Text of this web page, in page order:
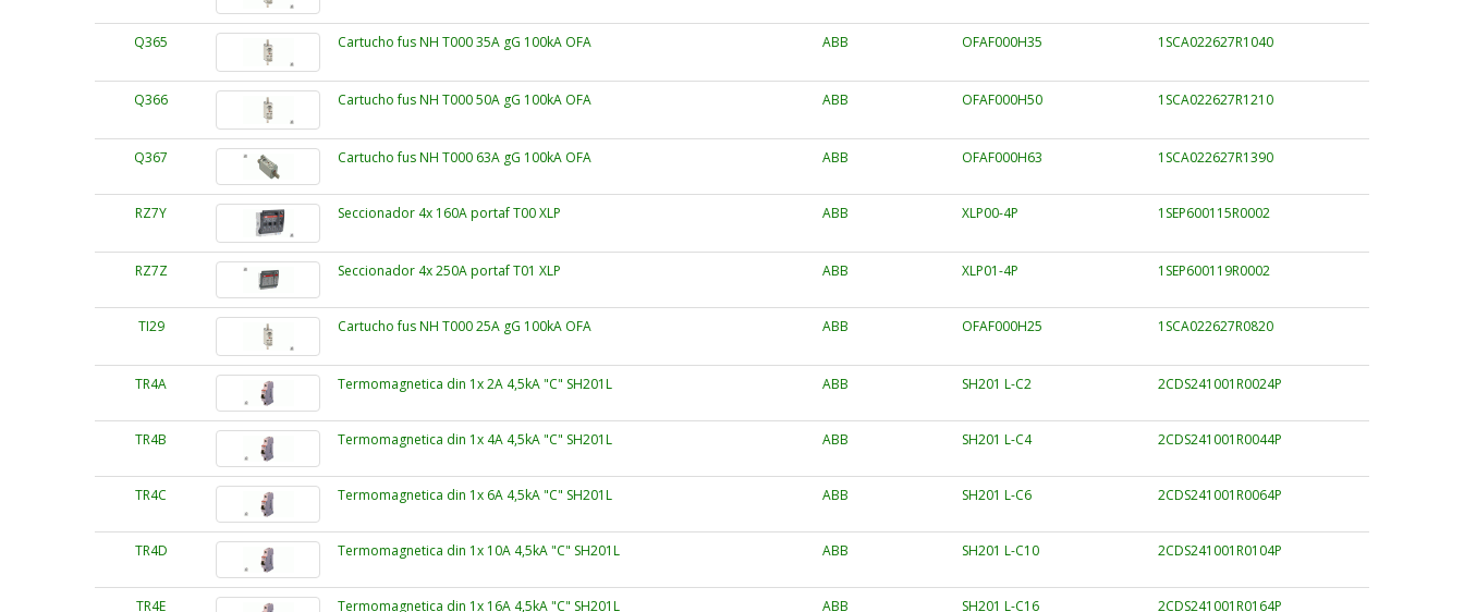
Q365 Cartucho fus NH T000 35A gG 100kA OFA ABB OFAF000H35 1SCA022627R1040
Q366 Cartucho fus NH T000 50A gG 100kA OFA ABB OFAF000H50 1SCA022627R1210
Q367 Cartucho fus NH T000 63A gG 100kA OFA ABB OFAF000H63 1SCA022627R1390
RZ7Y Seccionador 4x 160A portaf T00 XLP ABB XLP00-4P 1SEP600115R0002
RZ7Z Seccionador 4x 250A portaf T01 XLP ABB XLP01-4P 1SEP600119R0002
TI29 Cartucho fus NH T000 25A gG 100kA OFA ABB OFAF000H25 1SCA022627R0820
TR4A Termomagnetica din 1x 2A 4,5kA "C" SH201L ABB SH201 L-C2 2CDS241001R0024P
TR4B Termomagnetica din 1x 4A 4,5kA "C" SH201L ABB SH201 L-C4 2CDS241001R0044P
TR4C Termomagnetica din 1x 6A 4,5kA "C" SH201L ABB SH201 L-C6 2CDS241001R0064P
TR4D Termomagnetica din 1x 10A 4,5kA "C" SH201L ABB SH201 L-C10 2CDS241001R0104P
TR4E Termomagnetica din 1x 16A 4,5kA "C" SH201L ABB SH201 L-C16 2CDS241001R0164P